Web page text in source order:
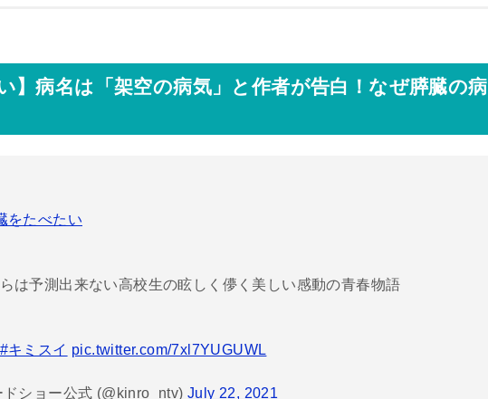
】病名は「架空の病気」と作者が告白！なぜ膵臓の病
をたべたい
は予測出来ない高校生の眩しく儚く美しい感動の青春物語
#キミスイ pic.twitter.com/7xl7YUGUWL
ショー公式 (@kinro_ntv) July 22, 2021